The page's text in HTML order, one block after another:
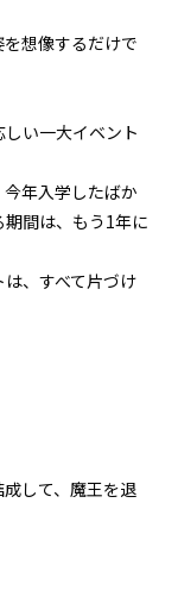
ミングセンス
ッピーライフ
想像するだけで
い一大イベント
年入学したばか
間は、もう1年に
、すべて片づけ
して、魔王を退